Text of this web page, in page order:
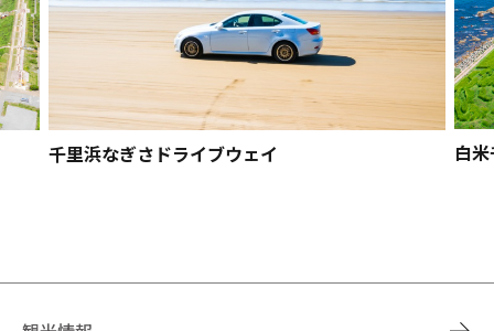
千里浜なぎさドライブウェイ 白